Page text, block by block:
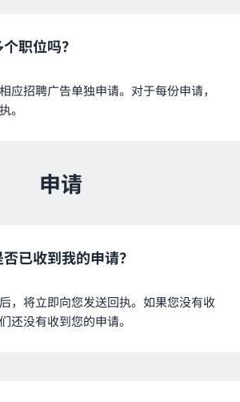
职位吗？
应招聘广告单独申请。对于每份申请，
。
申请
已收到我的申请？
，将立即向您发送回执。如果您没有收
还没有收到您的申请。